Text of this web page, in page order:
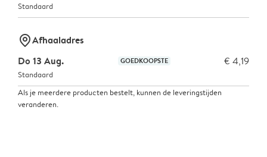
Standaard
marker-pinAfhaaladres
Do 13 Aug.
GOEDKOOPSTE € 4,19
Standaard
Als je meerdere producten bestelt, kunnen de leveringstijden
veranderen.